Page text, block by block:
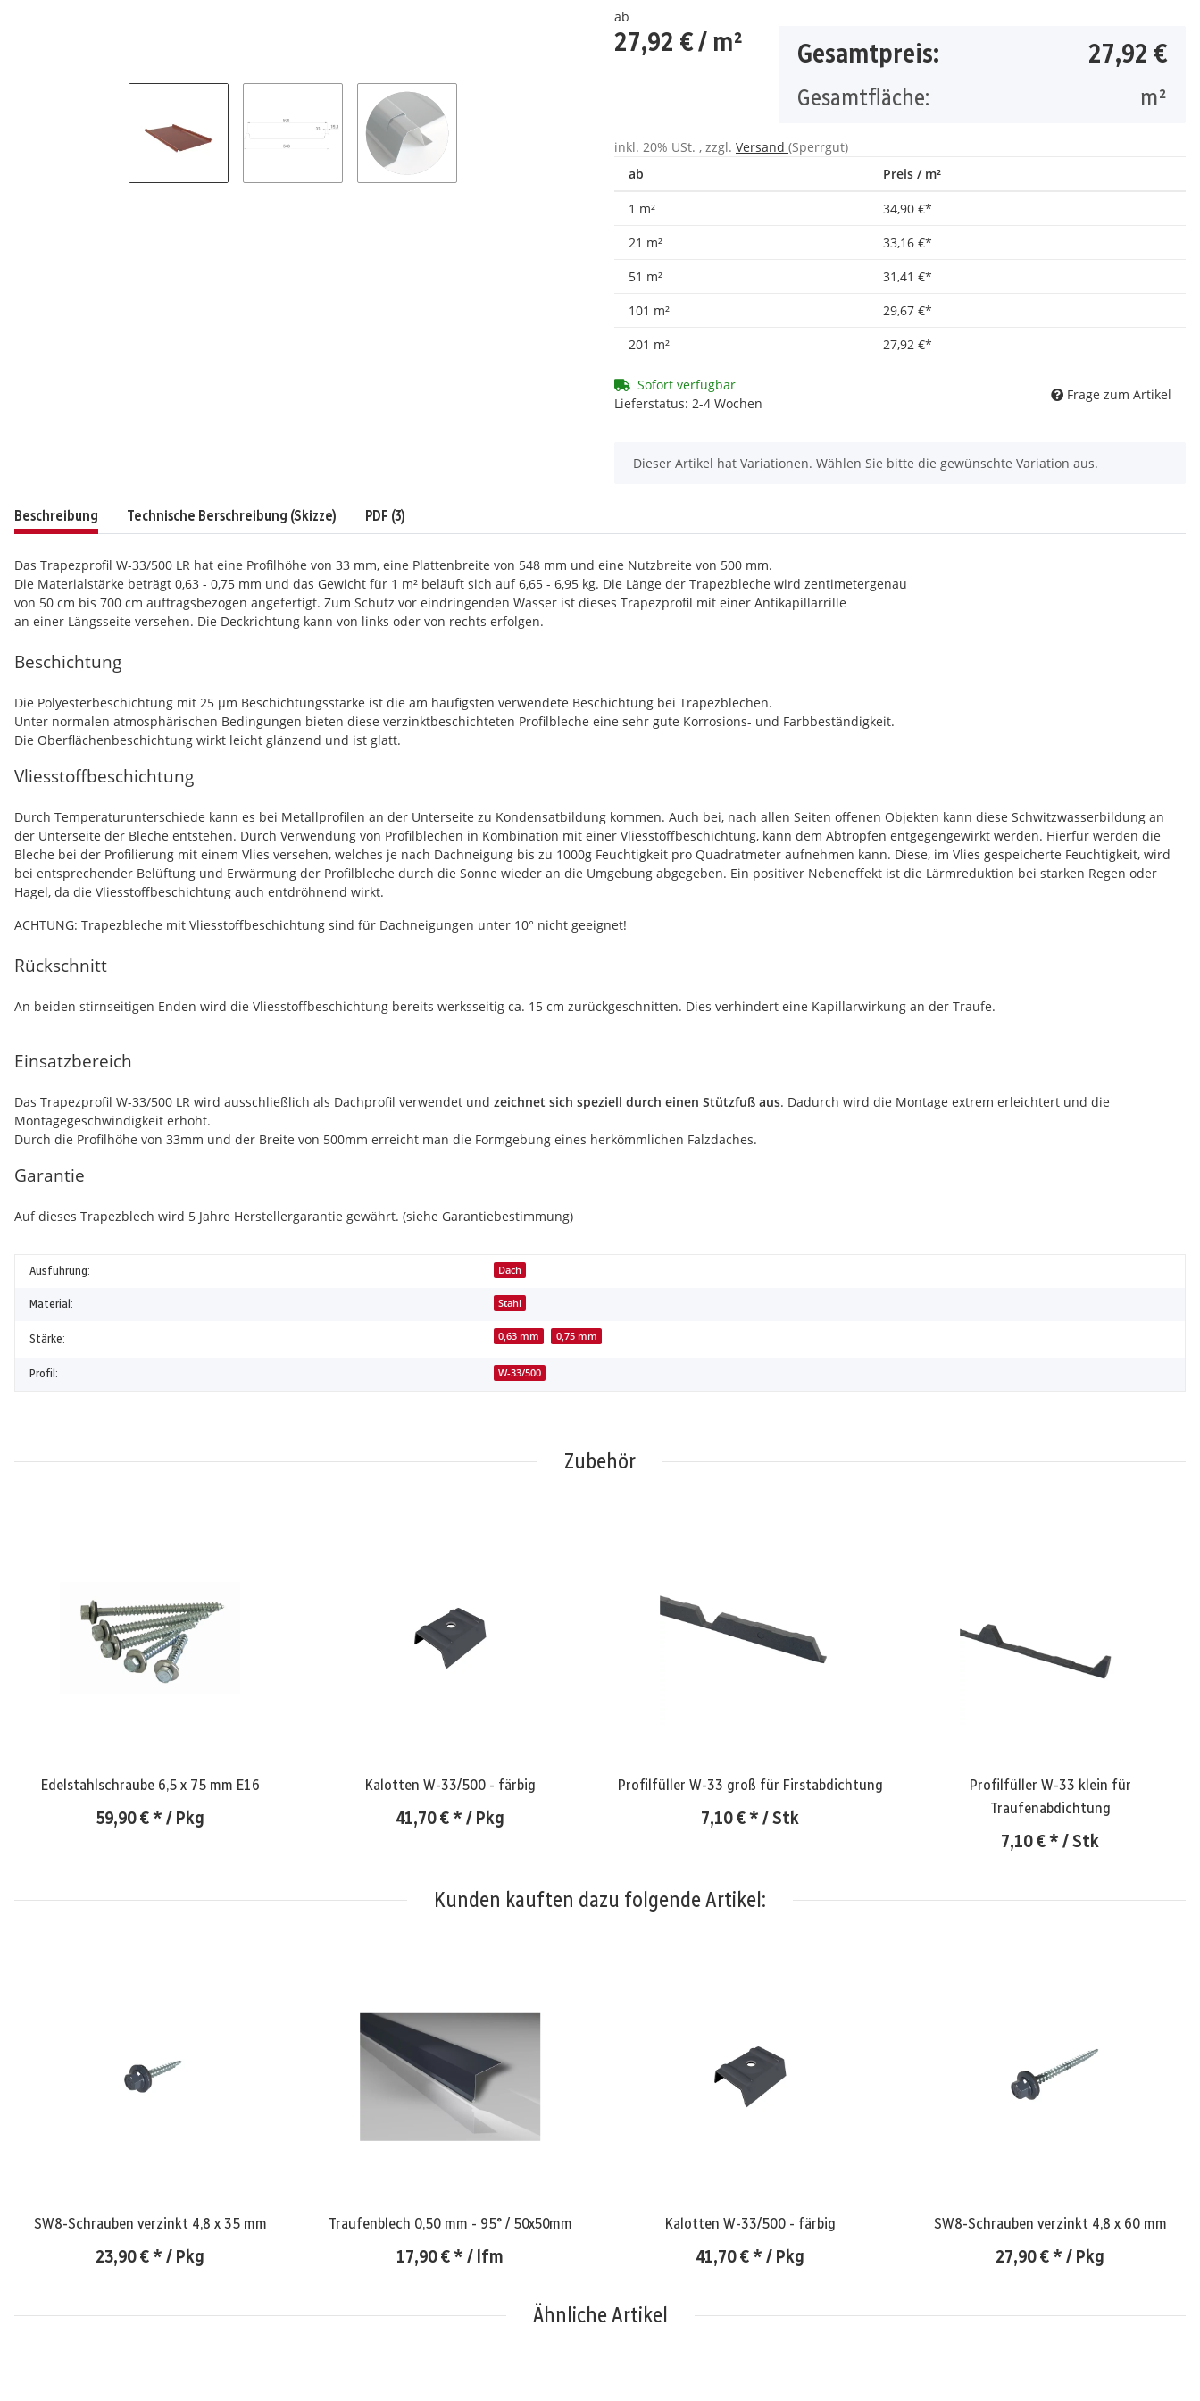
ab
27,92 €/ m² Gesamtpreis: 27,92 €
Gesamtfläche: m²
inkl. 20% USt. , zzgl. Versand (Sperrgut)
ab
Preis / m²
1 m² 34,90 €*
21 m²
33,16 €*
51 m²
31,41 €*
101 m²
29,67 €*
201 m²
27,92 €*
Sofort verfügbar
Lieferstatus: 2-4 Wochen
Frage zum Artikel
x
Dieser Artikel hat Variationen. Wählen Sie bitte die gewünschte Variation aus.
Beschreibung Technische Berschreibung (Skizze) PDF (3)
Das Trapezprofil W-33/500 LR hat eine Profilhöhe von 33 mm, eine Plattenbreite von 548 mm und eine Nutzbreite von 500 mm.
Die Materialstärke beträgt 0,63 - 0,75 mm und das Gewicht für 1 m² beläuft sich auf 6,65 - 6,95 kg. Die Länge der Trapezbleche wird zentimetergenau
von 50 cm bis 700 cm auftragsbezogen angefertigt. Zum Schutz vor eindringenden Wasser ist dieses Trapezprofil mit einer Antikapillarrille
an einer Längsseite versehen. Die Deckrichtung kann von links oder von rechts erfolgen.
Beschichtung
Die Polyesterbeschichtung mit 25 µm Beschichtungsstärke ist die am häufigsten verwendete Beschichtung bei Trapezblechen.
Unter normalen atmosphärischen Bedingungen bieten diese verzinktbeschichteten Profilbleche eine sehr gute Korrosions- und Farbbeständigkeit.
Die Oberflächenbeschichtung wirkt leicht glänzend und ist glatt.
Vliesstoffbeschichtung
Durch Temperaturunterschiede kann es bei Metallprofilen an der Unterseite zu Kondensatbildung kommen. Auch bei, nach allen Seiten offenen Objekten kann diese Schwitzwasserbildung an
der Unterseite der Bleche entstehen. Durch Verwendung von Profilblechen in Kombination mit einer Vliesstoffbeschichtung, kann dem Abtropfen entgegengewirkt werden. Hierfür werden die
Bleche bei der Profilierung mit einem Vlies versehen, welches je nach Dachneigung bis zu 1000g Feuchtigkeit pro Quadratmeter aufnehmen kann. Diese, im Vlies gespeicherte Feuchtigkeit, wird
bei entsprechender Belüftung und Erwärmung der Profilbleche durch die Sonne wieder an die Umgebung abgegeben. Ein positiver Nebeneffekt ist die Lärmreduktion bei starken Regen oder
Hagel, da die Vliesstoffbeschichtung auch entdröhnend wirkt.
ACHTUNG: Trapezbleche mit Vliesstoffbeschichtung sind für Dachneigungen unter 10° nicht geeignet!
Rückschnitt
An beiden stirnseitigen Enden wird die Vliesstoffbeschichtung bereits werksseitig ca. 15 cm zurückgeschnitten. Dies verhindert eine Kapillarwirkung an der Traufe.
Einsatzbereich
Das Trapezprofil W-33/500 LR wird ausschließlich als Dachprofil verwendet und zeichnet sich speziell durch einen Stützfuß aus. Dadurch wird die Montage extrem erleichtert und die
Montagegeschwindigkeit erhöht.
Durch die Profilhöhe von 33mm und der Breite von 500mm erreicht man die Formgebung eines herkömmlichen Falzdaches.
Garantie
Auf dieses Trapezblech wird 5 Jahre Herstellergarantie gewährt. (siehe Garantiebestimmung)
Ausführung: Dach
Material: Stahl
Stärke: 0,63 mm 0,75 mm
Profil: W-33/500
Zubehör
Edelstahlschraube 6,5 x 75 mm E16
59,90 €* / Pkg
Kalotten W-33/500 - färbig
41,70 €* / Pkg
Profilfüller W-33 groß für Firstabdichtung
7,10 €* / Stk
Profilfüller W-33 klein für
Traufenabdichtung
7,10 €* / Stk
Kunden kauften dazu folgende Artikel:
SW8-Schrauben verzinkt 4,8 x 35 mm
23,90 €* / Pkg
Traufenblech 0,50 mm - 95° / 50x50mm
17,90 €* / lfm
Kalotten W-33/500 - färbig
41,70 €* / Pkg
SW8-Schrauben verzinkt 4,8 x 60 mm
27,90 €* / Pkg
Ähnliche Artikel